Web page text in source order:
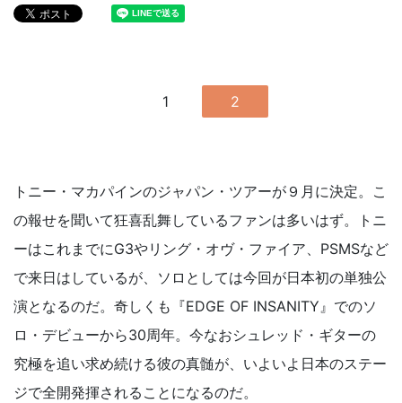
1 2
トニー・マカパインのジャパン・ツアーが９月に決定。こ
の報せを聞いて狂喜乱舞しているファンは多いはず。トニ
ーはこれまでにG3やリング・オヴ・ファイア、PSMSなど
で来日はしているが、ソロとしては今回が日本初の単独公
演となるのだ。奇しくも『EDGE OF INSANITY』でのソ
ロ・デビューから30周年。今なおシュレッド・ギターの
究極を追い求め続ける彼の真髄が、いよいよ日本のステー
ジで全開発揮されることになるのだ。